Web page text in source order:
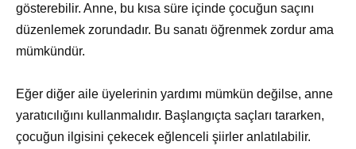
gösterebilir. Anne, bu kısa süre içinde çocuğun saçını
düzenlemek zorundadır. Bu sanatı öğrenmek zordur ama
mümkündür.
Eğer diğer aile üyelerinin yardımı mümkün değilse, anne
yaratıcılığını kullanmalıdır. Başlangıçta saçları tararken,
çocuğun ilgisini çekecek eğlenceli şiirler anlatılabilir.